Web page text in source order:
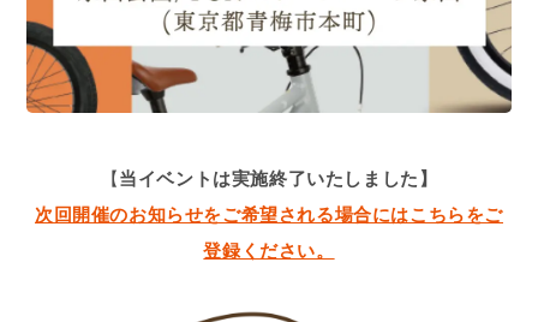
【当イベントは実施終了いたしました】
次回開催のお知らせをご希望される場合にはこちらをご
登録ください。